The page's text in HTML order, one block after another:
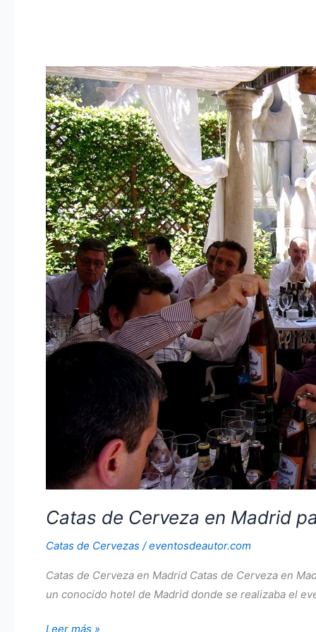
Catas de Cerveza en Madrid
Catas de Cervezas /eventosdeautor.com
Catas de Cerveza en Madrid Catas de Cerveza en
un conocido hotel de Madrid donde se realizaba el
Catas
Leer más »